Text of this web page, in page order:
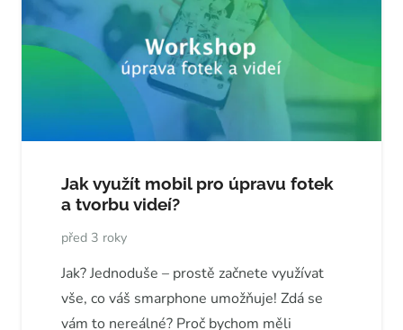
Jak využít mobil pro úpravu fotek
a tvorbu videí?
před 3 roky
Jak? Jednoduše – prostě začnete využívat
vše, co váš smarphone umožňuje! Zdá se
vám to nereálné? Proč bychom měli